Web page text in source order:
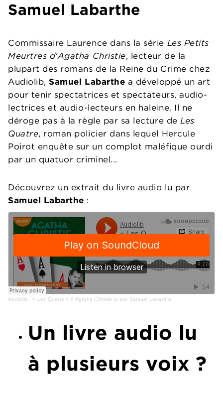
Samuel Labarthe
Commissaire Laurence dans la série Les Petits
Meurtres d'Agatha Christie, lecteur de la
plupart des romans de la Reine du Crime chez
Audiolib,Samuel Labarthe a développé un art
pour tenir spectatrices et spectateurs, audio-
lectrices et audio-lecteurs en haleine. Il ne
déroge pas à la règle par sa lecture deLes
Quatre, roman policier dans lequel Hercule
Poirot enquête sur un complot maléfique ourdi
par un quatuor criminel...
Découvrez un extrait du livre audio lu par
Samuel Labarthe :
Audiolib · « Les Quatre » d'Agatha Christie lu par Samuel Labarthe
Un livre audio lu
à plusieurs voix ?